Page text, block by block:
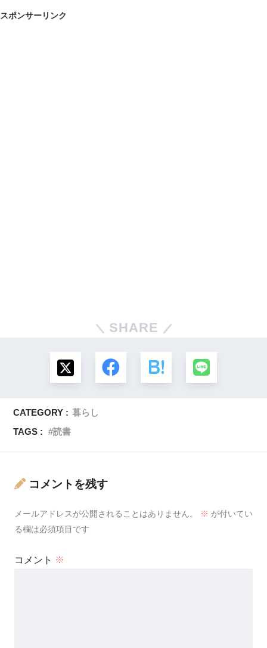
スポンサーリンク
SHARE
CATEGORY : 暮らし
TAGS :
読書
コメントを残す
メールアドレスが公開されることはありません。 ※ が付いてい
る欄は必須項目です
コメント ※